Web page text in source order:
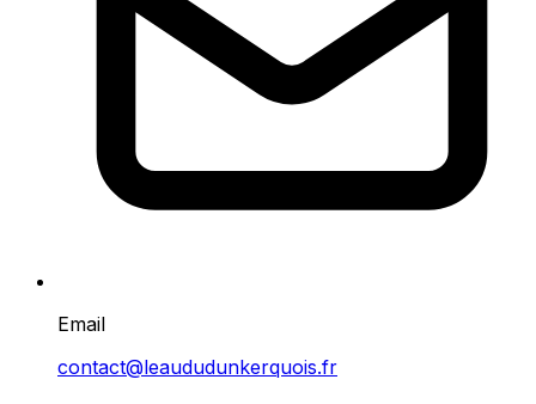
Email
contact@leaududunkerquois.fr